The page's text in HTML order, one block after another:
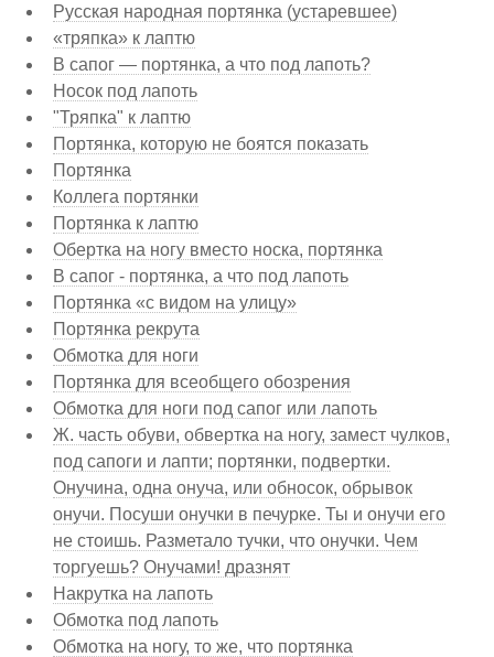
Русская народная портянка (устаревшее)
«тряпка» к лаптю
В сапог — портянка, а что под лапоть?
Носок под лапоть
"Тряпка" к лаптю
Портянка, которую не боятся показать
Портянка
Коллега портянки
Портянка к лаптю
Обертка на ногу вместо носка, портянка
В сапог - портянка, а что под лапоть
Портянка «с видом на улицу»
Портянка рекрута
Обмотка для ноги
Портянка для всеобщего обозрения
Обмотка для ноги под сапог или лапоть
Ж. часть обуви, обвертка на ногу, замест чулков,
под сапоги и лапти; портянки, подвертки.
Онучина, одна онуча, или обносок, обрывок
онучи. Посуши онучки в печурке. Ты и онучи его
не стоишь. Разметало тучки, что онучки. Чем
торгуешь? Онучами! дразнят
Накрутка на лапоть
Обмотка под лапоть
Обмотка на ногу, то же, что портянка